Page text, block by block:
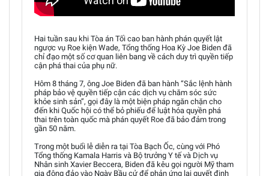
Hai tuần sau khi Tòa án Tối cao ban hành phán quyết lật
ngược vụ Roe kiện Wade, Tổng thống Hoa Kỳ Joe Biden đã
chỉ đạo một số cơ quan liên bang về cách duy trì quyền tiếp
cận phá thai của phụ nữ.
Hôm 8 tháng 7, ông Joe Biden đã ban hành “Sắc lệnh hành
pháp bảo vệ quyền tiếp cận các dịch vụ chăm sóc sức
khỏe sinh sản”, gọi đây là một biện pháp ngăn chặn cho
đến khi Quốc hội có thể bỏ phiếu để luật hóa quyền phá
thai trên toàn quốc mà phán quyết Roe đã bảo đảm trong
gần 50 năm.
Trong một buổi lễ diễn ra tại Tòa Bạch Ốc, cùng với Phó
Tổng thống Kamala Harris và Bộ trưởng Y tế và Dịch vụ
Nhân sinh Xavier Beccera, Biden đã kêu gọi người Mỹ tham
gia đông đảo vào Ngày Bầu cử để phản ứng lại quyết định